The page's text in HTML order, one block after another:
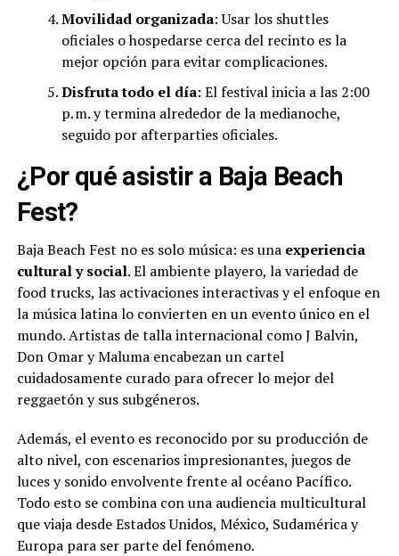
Movilidad organizada: Usar los shuttles
oficiales o hospedarse cerca del recinto es la
mejor opción para evitar complicaciones.
Disfruta todo el día: El festival inicia a las 2:00
p. m. y termina alrededor de la medianoche,
seguido por afterparties oficiales.
¿Por qué asistir a Baja Beach
Fest?
Baja Beach Fest no es solo música: es una experiencia
cultural y social. El ambiente playero, la variedad de
food trucks, las activaciones interactivas y el enfoque en
la música latina lo convierten en un evento único en el
mundo. Artistas de talla internacional como J Balvin,
Don Omar y Maluma encabezan un cartel
cuidadosamente curado para ofrecer lo mejor del
reggaetón y sus subgéneros.
Además, el evento es reconocido por su producción de
alto nivel, con escenarios impresionantes, juegos de
luces y sonido envolvente frente al océano Pacífico.
Todo esto se combina con una audiencia multicultural
que viaja desde Estados Unidos, México, Sudamérica y
Europa para ser parte del fenómeno.